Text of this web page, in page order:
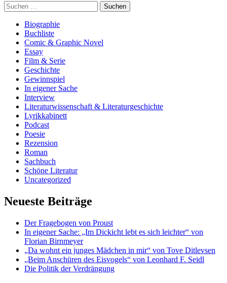
Suchen
nach:
Biographie
Buchliste
Comic & Graphic Novel
Essay
Film & Serie
Geschichte
Gewinnspiel
In eigener Sache
Interview
Literaturwissenschaft & Literaturgeschichte
Lyrikkabinett
Podcast
Poesie
Rezension
Roman
Sachbuch
Schöne Literatur
Uncategorized
Neueste Beiträge
Der Fragebogen von Proust
In eigener Sache: „Im Dickicht lebt es sich leichter“ von
Florian Birnmeyer
„Da wohnt ein junges Mädchen in mir“ von Tove Ditlevsen
„Beim Anschüren des Eisvogels“ von Leonhard F. Seidl
Die Politik der Verdrängung